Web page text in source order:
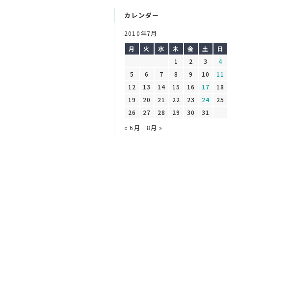
カレンダー
2010年7月
月
火 水 木 金 土
日
1
2 3
4
5
6 7 8 9 10
11
12
13 14 15 16 17
18
19
20 21 22 23 24
25
26
27 28 29 30
31
« 6月
8月 »